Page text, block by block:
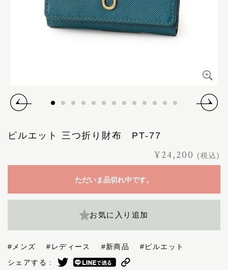
ピルエット 三つ折り財布 PT-77
¥24,200 (税込)
ただいま品切れ中です。
お気に入り追加
#メンズ #レディース #新商品
#ピルエット
シェアする :